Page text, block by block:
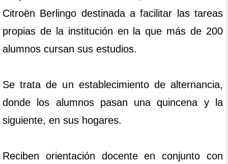
Citroën Berlingo destinada a facilitar las tareas
propias de la institución en la que más de 200
alumnos cursan sus estudios.
Se trata de un establecimiento de alternancia,
donde los alumnos pasan una quincena y la
siguiente, en sus hogares.
Reciben orientación docente en conjunto con